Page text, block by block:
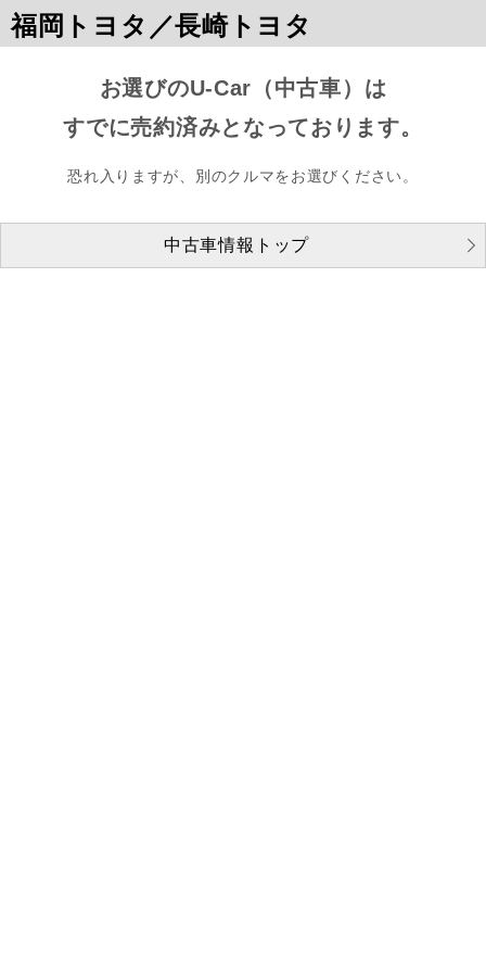
福岡トヨタ／長崎トヨタ
お選びのU-Car（中古車）は
すでに売約済みとなっております。
恐れ入りますが、別のクルマをお選びください。
中古車情報トップ